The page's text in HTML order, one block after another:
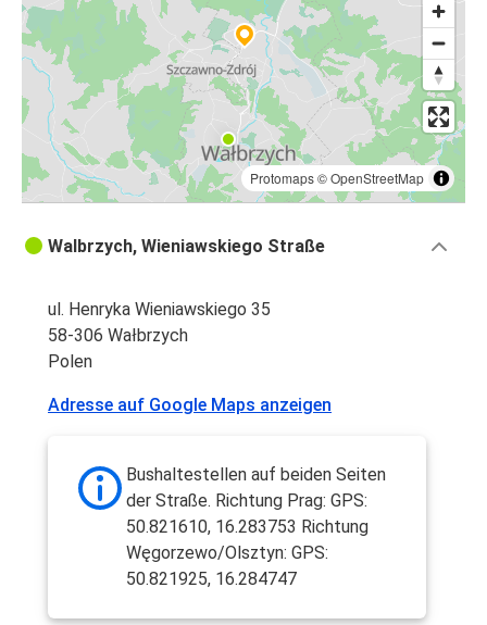
Protomaps©OpenStreetMap
Walbrzych, Wieniawskiego Straße
ul. Henryka Wieniawskiego 35
58-306 Wałbrzych
Polen
Adresse auf Google Maps anzeigen
Bushaltestellen auf beiden Seiten
der Straße. Richtung Prag: GPS:
50.821610, 16.283753 Richtung
Węgorzewo/Olsztyn: GPS:
50.821925, 16.284747